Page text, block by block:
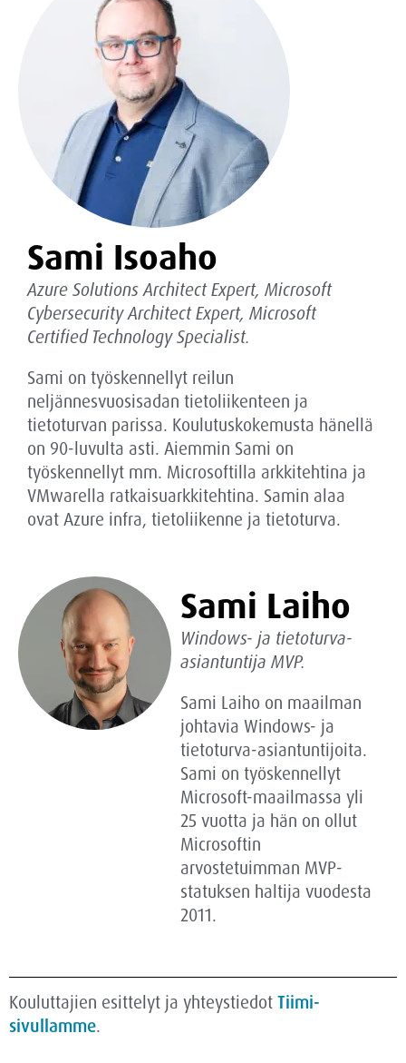
Sami Isoaho
Azure Solutions Architect Expert, Microsoft
Cybersecurity Architect Expert, Microsoft
Certified Technology Specialist.
Sami on työskennellyt reilun
neljännesvuosisadan tietoliikenteen ja
tietoturvan parissa. Koulutuskokemusta hänellä
on 90-luvulta asti. Aiemmin Sami on
työskennellyt mm. Microsoftilla arkkitehtina ja
VMwarella ratkaisuarkkitehtina. Samin alaa
ovat Azure infra, tietoliikenne ja tietoturva.
Sami Laiho
Windows- ja tietoturva-
asiantuntija MVP.
Sami Laiho on maailman
johtavia Windows- ja
tietoturva-asiantuntijoita.
Sami on työskennellyt
Microsoft-maailmassa yli
25 vuotta ja hän on ollut
Microsoftin
arvostetuimman MVP-
statuksen haltija vuodesta
2011.
Kouluttajien esittelyt ja yhteystiedot Tiimi-
sivullamme.